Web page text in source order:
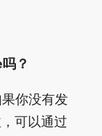
？
你没有发
可以通过